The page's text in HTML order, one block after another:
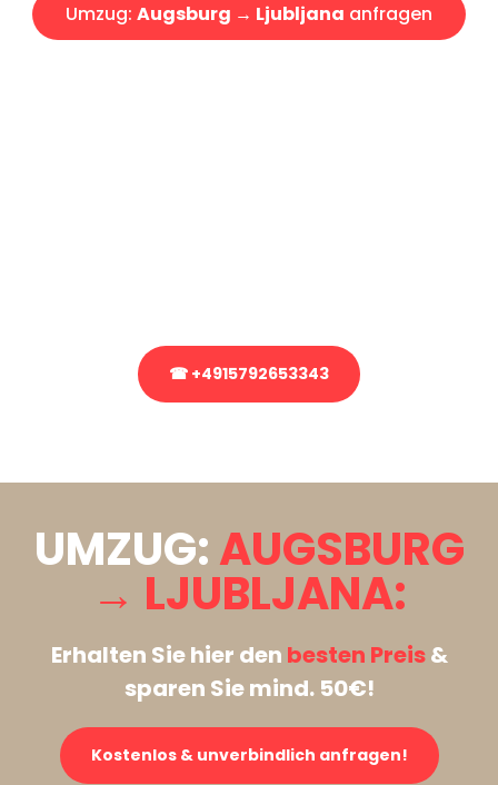
Umzug: Augsburg → Ljubljana anfragen
☎ +4915792653343
UMZUG:AUGSBURG
→ LJUBLJANA:
Erhalten Sie hier den besten Preis&
sparen Sie mind. 50€!
Kostenlos & unverbindlich anfragen!